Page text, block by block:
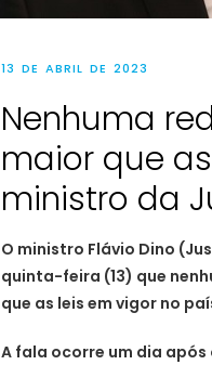
13 DE ABRIL DE 2023
Nenhuma
maior que
ministro da
O ministro Flávio Dino
quinta-feira (13) que
que as leis em vigor no
A fala ocorre um dia após